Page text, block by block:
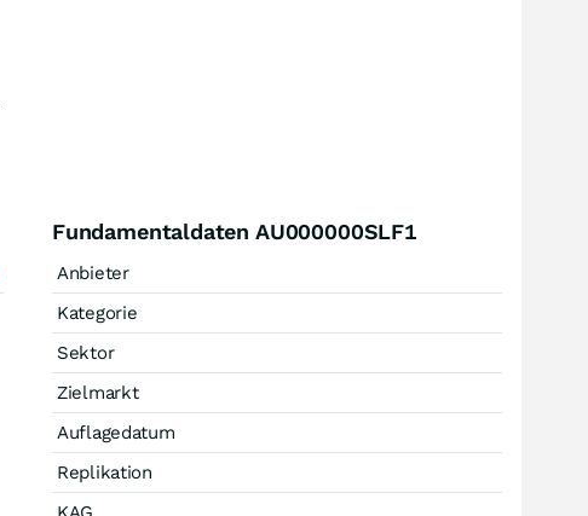
Fundamentaldaten AU000000SLF1
Anbieter
Kategorie
Sektor
Zielmarkt
Auflagedatum
Replikation